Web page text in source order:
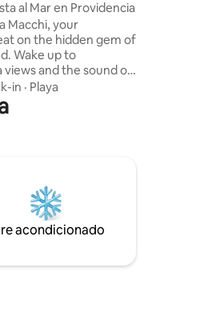
al Mar en Providencia
Macchi, your
on the hidden gem of
Wake up to
views and the sound of
This cozy
2 bedrooms + loft, full
and a balcony with
in · Playa
acondicionado